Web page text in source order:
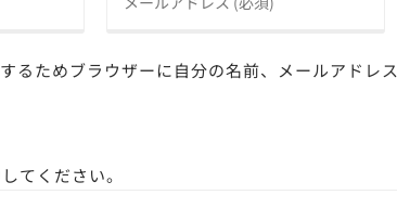
るためブラウザーに自分の名前、メールアドレ
てください。